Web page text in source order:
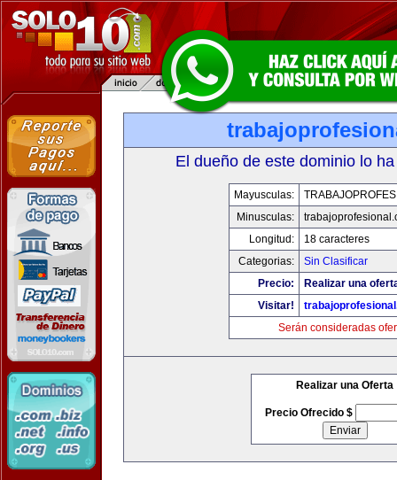
El dueño de este dominio lo
Mayusculas:
Minusculas:
Longitud:
18 caracteres
Categorias:
Sin Clasificar
Precio:
Realizar una
Visitar!
Serán consideradas
Realizar una Oferta
Precio Ofrecido $